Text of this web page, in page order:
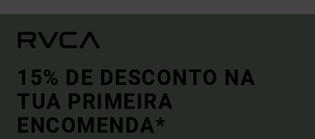
15% DE DESCONTO NA
TUA PRIMEIRA
ENCOMENDA*